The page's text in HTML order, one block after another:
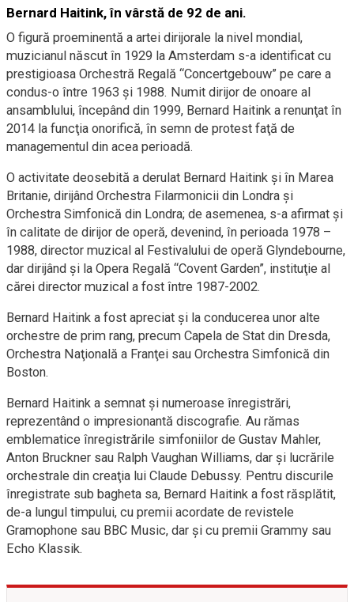
Bernard Haitink, în vârstă de 92 de ani.
O figură proeminentă a artei dirijorale la nivel mondial,
muzicianul născut în 1929 la Amsterdam s-a identificat cu
prestigioasa Orchestră Regală “Concertgebouw” pe care a
condus-o între 1963 şi 1988. Numit dirijor de onoare al
ansamblului, începând din 1999, Bernard Haitink a renunţat în
2014 la funcţia onorifică, în semn de protest faţă de
managementul din acea perioadă.
O activitate deosebită a derulat Bernard Haitink şi în Marea
Britanie, dirijând Orchestra Filarmonicii din Londra şi
Orchestra Simfonică din Londra; de asemenea, s-a afirmat şi
în calitate de dirijor de operă, devenind, în perioada 1978 –
1988, director muzical al Festivalului de operă Glyndebourne,
dar dirijând şi la Opera Regală “Covent Garden”, instituţie al
cărei director muzical a fost între 1987-2002.
Bernard Haitink a fost apreciat şi la conducerea unor alte
orchestre de prim rang, precum Capela de Stat din Dresda,
Orchestra Naţională a Franţei sau Orchestra Simfonică din
Boston.
Bernard Haitink a semnat şi numeroase înregistrări,
reprezentând o impresionantă discografie. Au rămas
emblematice înregistrările simfoniilor de Gustav Mahler,
Anton Bruckner sau Ralph Vaughan Williams, dar şi lucrările
orchestrale din creaţia lui Claude Debussy. Pentru discurile
înregistrate sub bagheta sa, Bernard Haitink a fost răsplătit,
de-a lungul timpului, cu premii acordate de revistele
Gramophone sau BBC Music, dar şi cu premii Grammy sau
Echo Klassik.